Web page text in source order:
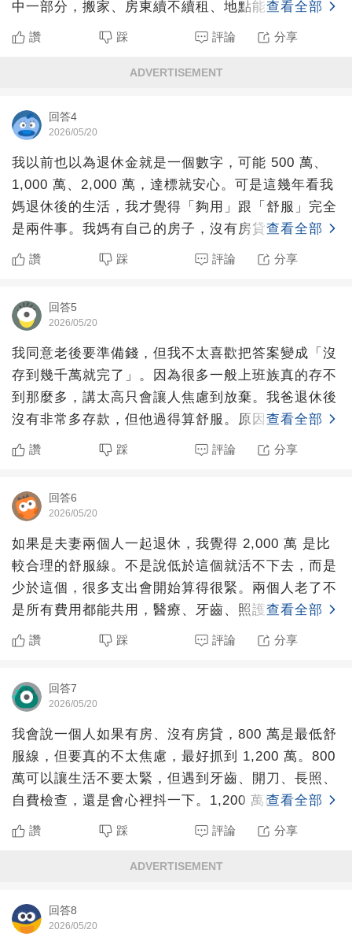
中一部分，搬家、房東續不續租、地點能不能看醫
生，都
查看全部
讚 踩 評論 分享
ADVERTISEMENT
回答4
2026/05/20
我以前也以為退休金就是一個數字，可能 500 萬、
1,000 萬、2,000 萬，達標就安心。可是這幾年看我
媽退休後的生活，我才覺得「夠用」跟「舒服」完全
是兩件事。我媽有自己的房子，沒有房貸，平常生活
查看全部
讚 踩 評論 分享
回答5
2026/05/20
我同意老後要準備錢，但我不太喜歡把答案變成「沒
存到幾千萬就完了」。因為很多一般上班族真的存不
到那麼多，講太高只會讓人焦慮到放棄。我爸退休後
沒有非常多存款，但他過得算舒服。原因不是他很有
錢，而是他生活很
查看全部
讚 踩 評論 分享
回答6
2026/05/20
如果是夫妻兩個人一起退休，我覺得 2,000 萬 是比
較合理的舒服線。不是說低於這個就活不下去，而是
少於這個，很多支出會開始算得很緊。兩個人老了不
是所有費用都能共用，醫療、牙齒、照護幾乎是各算
各的。有
查看全部
讚 踩 評論 分享
回答7
2026/05/20
我會說一個人如果有房、沒有房貸，800 萬是最低舒
服線，但要真的不太焦慮，最好抓到 1,200 萬。800
萬可以讓生活不要太緊，但遇到牙齒、開刀、長照、
自費檢查，還是會心裡抖一下。1,200 萬以上查看全部
讚 踩 評論 分享
ADVERTISEMENT
回答8
2026/05/20